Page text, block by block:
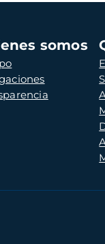
somos